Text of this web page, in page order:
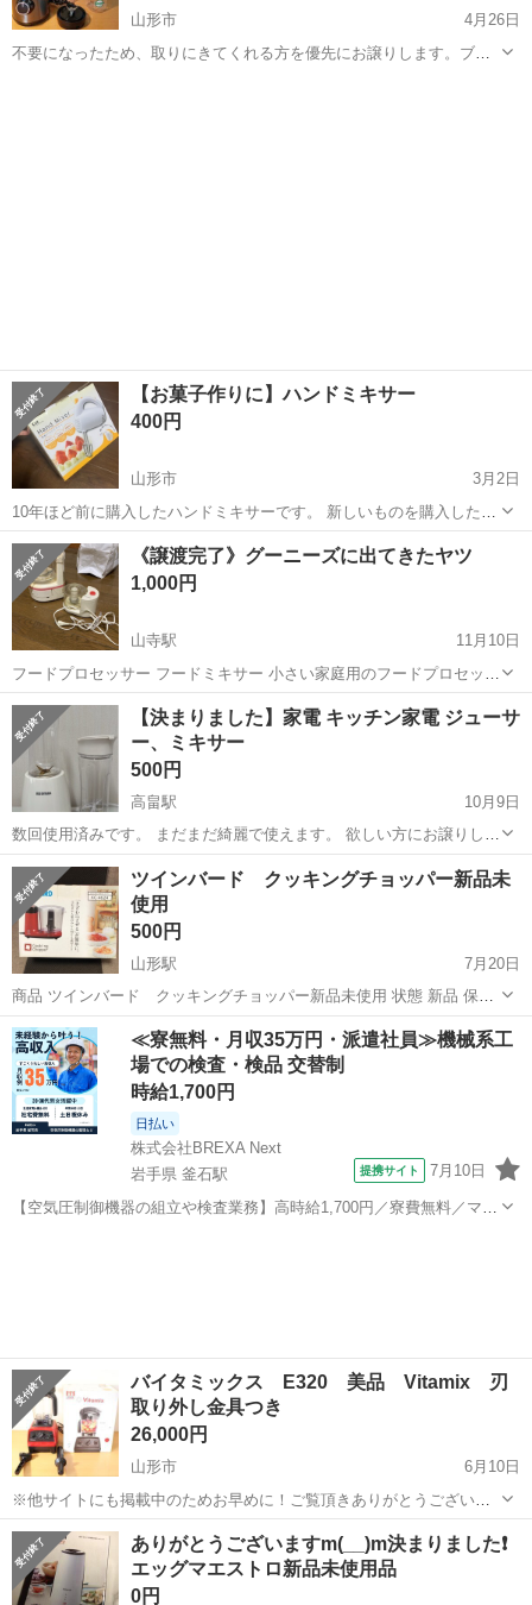
山形市
4月26日
不要になったため、取りにきてくれる方を優先にお譲りします。ブレ
【お菓子作りに】ハンドミキサー
400円
山形市
3月2日
10年ほど前に購入したハンドミキサーです。 新しいものを購入したた
め、不要となりました。稼働は問題ありません。 山形市内であればお
届けいたします。
山形 山形市 キッチン家電 ハンドミキサー
《譲渡完了》グーニーズに出てきたヤツ
1,000円
山寺駅
11月10日
フードプロセッサー フードミキサー 小さい家庭用のフードプロセッサ
ーです。 みじん切りするのが面倒くさいという方むけの道具です。 自
分的には、この道具を使い終わった後に洗うほうが面倒くさいので包
丁でやりますね。 大体通電...
山形 山形市 山寺駅 キッチン家電
【決まりました】家電 キッチン家電 ジューサ
ー、ミキサー
500円
高畠駅
10月9日
数回使用済みです。 まだまだ綺麗で使えます。 欲しい方にお譲りしま
す。 3年前程に購入したミキサーです。 使用済み品なので ノークレー
ム、ノーリターンで ご了承ください。
山形 東置賜郡 キッチン家電
ツインバード クッキングチョッパー新品未
使用
500円
山形駅
7月20日
商品 ツインバード クッキングチョッパー新品未使用 状態 新品 保証
書有りません きざむ・まぜるが簡単に出来るようです。 手渡し希望で
す。 よろしくお願いします。
山形 山形市 山形駅 キッチン家電 チョッパー
≪寮無料・月収35万円・派遣社員≫機械系工
場での検査・検品 交替制
時給1,700円
日払い
株式会社BREXA Next
岩手県 釜石駅
提携サイト 7月10日
【空気圧制御機器の組立や検査業務】高時給1,700円／寮費無料／マイ
バイタミックス E320 美品 Vitamix 刃
取り外し金具つき
26,000円
山形市
6月10日
※他サイトにも掲載中のためお早めに！ご覧頂きありがとうございま
す、表題の製品です。昨年購入し、月2回くらいの頻度で主にお菓子作
りに使用していました。コンテナは酸素系漂白剤で消毒しています。
動作に一切問題なし。蓋が多少硬いです...
山形 山形市 キッチン家電 Vitamix
ありがとうございますm(__)m決まりました❗
エッグマエストロ新品未使用品
0円